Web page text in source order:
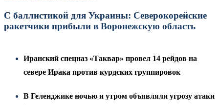
С баллистикой для Украины: Северокорейские
ракетчики прибыли в Воронежскую область
Иранский спецназ «Таквар» провел 14 рейдов на
севере Ирака против курдских группировок
В Геленджике ночью и утром объявляли угрозу атаки